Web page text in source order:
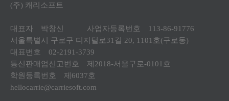
(주) 캐리소프트
대표자 박창신 사업자등록번호 113-86-91776
서울특별시 구로구 디지털로31길 20, 1101호(구로동)
대표번호 02-2191-3739
통신판매업신고번호 제2018-서울구로-0101호
학원등록번호 제6037호
hellocarrie@carriesoft.com